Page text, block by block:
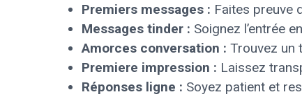
Premiers messages : Faites preuve
Messages tinder : Soignez l’entrée
Amorces conversation : Trouvez un
Premiere impression : Laissez
Réponses ligne : Soyez patient et